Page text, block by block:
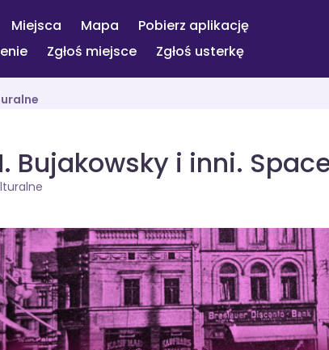
Miejsca Mapa
Pobierz aplikację
Zgłoś miejsce Zgłoś usterkę
Bujakowsky i inni.